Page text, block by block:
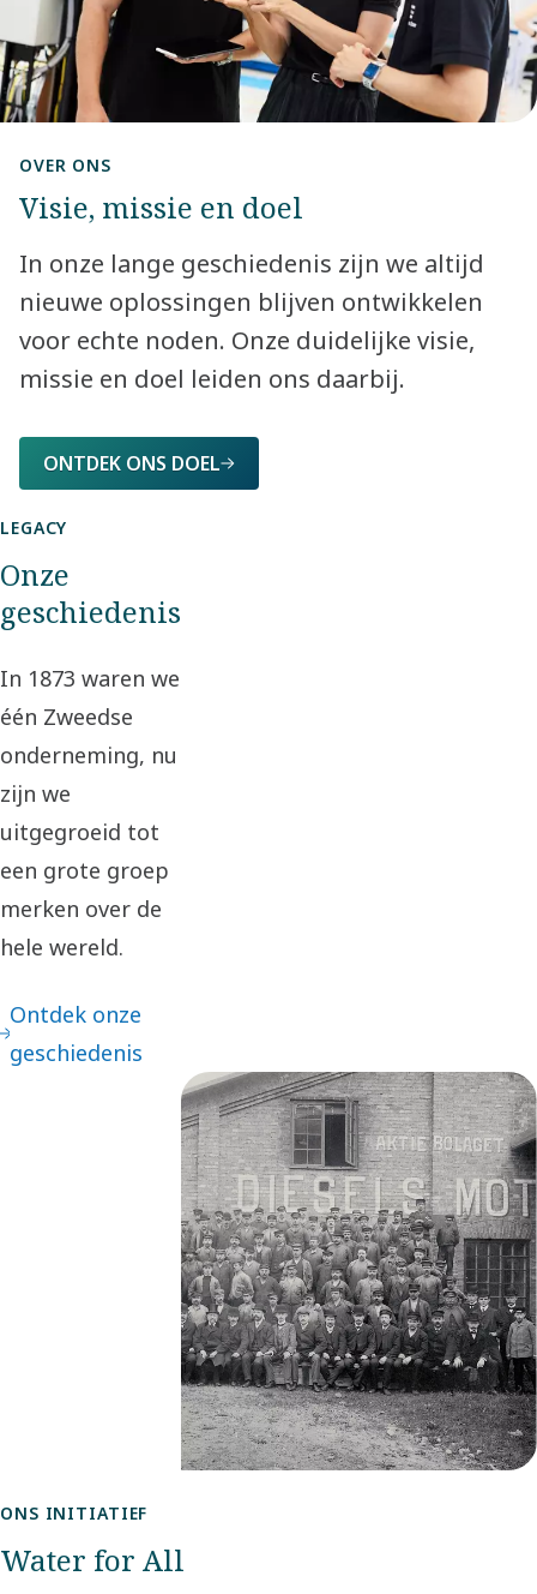
OVER ONS
Visie, missie en doel
In onze lange geschiedenis zijn we altijd
nieuwe oplossingen blijven ontwikkelen
voor echte noden. Onze duidelijke visie,
missie en doel leiden ons daarbij.​
ONTDEK ONS DOEL
LEGACY
Onze
geschiedenis
In 1873 waren we
één Zweedse
onderneming, nu
zijn we
uitgegroeid tot
een grote groep
merken over de
hele wereld.
Ontdek onze
geschiedenis
ONS INITIATIEF
Water for All